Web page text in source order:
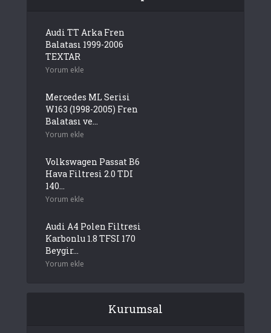
Audi TT Arka Fren
Balatası 1999-2006
TEXTAR
Yorum ekle
Mercedes ML Serisi
W163 (1998-2005) Fren
Balatası ve...
Yorum ekle
Volkswagen Passat B6
Hava Filtresi 2.0 TDI
140...
Yorum ekle
Audi A4 Polen Filtresi
Karbonlu 1.8 TFSI 170
Beygir...
Yorum ekle
Kurumsal